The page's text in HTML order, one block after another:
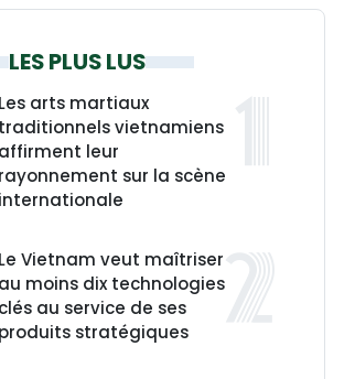
LES PLUS LUS
Les arts martiaux
traditionnels vietnamiens
affirment leur
rayonnement sur la scène
internationale
Le Vietnam veut maîtriser
au moins dix technologies
clés au service de ses
produits stratégiques